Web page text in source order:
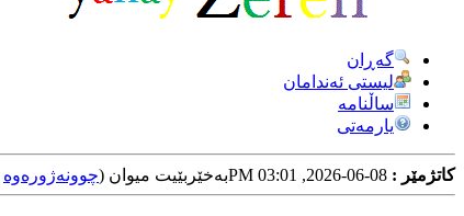
گه‌ڕان
لیستی ئه‌ندامان
ساڵنامه
یارمه‌تی
کاتژمێر : به‌خێربێیت میوان (چوونه‌ژوره‌وه‌